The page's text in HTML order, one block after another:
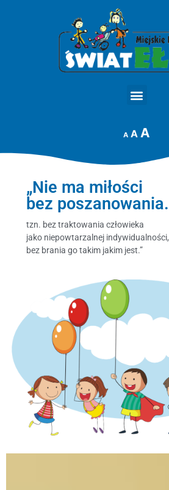
A A A
„Nie ma miłości
bez poszanowania.
tzn. bez traktowania człowieka
jako niepowtarzalnej indywidualności,
bez brania go takim jakim jest.”